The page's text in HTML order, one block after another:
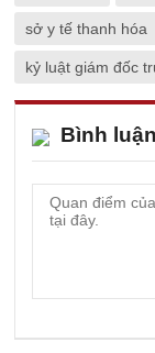
sở y tế thanh hóa
kỷ luật giám đốc
Bình luận